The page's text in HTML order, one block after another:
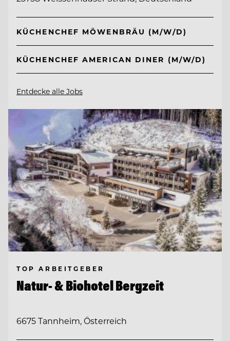
KÜCHENCHEF MÖWENBRÄU (M/W/D)
KÜCHENCHEF AMERICAN DINER (M/W/D)
Entdecke alle Jobs
TOP ARBEITGEBER
Natur- & Biohotel Bergzeit
6675 Tannheim, Österreich